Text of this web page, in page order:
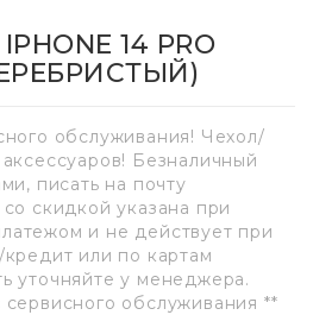
14 PRO
обслуживания! Чехол/
Безналичный
писать на почту
скидкой указана при
и не действует при
или по картам
уточняйте у менеджера.
обслуживания **